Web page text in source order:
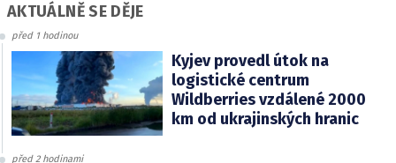
AKTUÁLNĚ SE DĚJE
před 1 hodinou
Kyjev provedl útok na
logistické centrum
Wildberries vzdálené 2000
km od ukrajinských hranic
před 2 hodinami